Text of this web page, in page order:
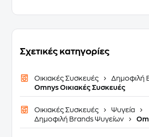
Σχετικές κατηγορίες
Οικιακές Συσκευές
Δημοφιλή
Omnys Οικιακές Συσκευές
Οικιακές Συσκευές
Ψυγεία
Δημοφιλή Brands Ψυγείων